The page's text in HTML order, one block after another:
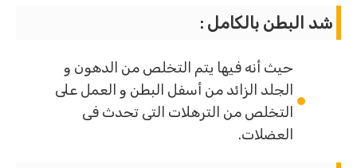
شد البطن بالكامل :
حيث أنه فيها يتم التخلص من الدهون و
الجلد الزائد من أسفل البطن و العمل على
التخلص من الترهلات التى تحدث فى
العضلات.